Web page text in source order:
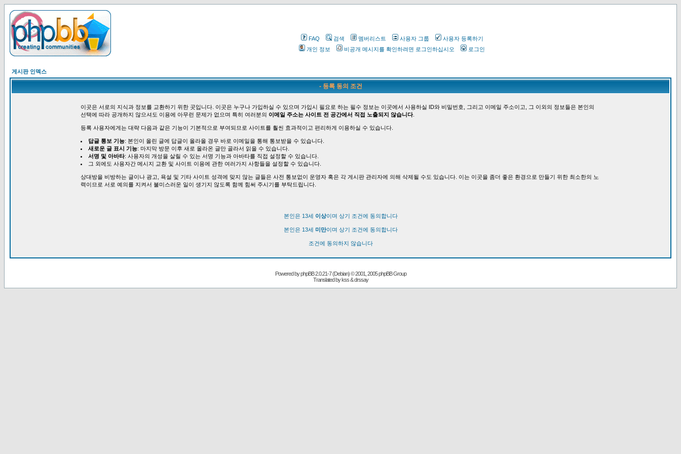
FAQ 검색 멤버리스트 사용자 그룹
사용자 등록하기
개인 정보
비공개 메시지를 확인하려면 로그인하십시오 로그인
게시판 인덱스
- 등록 동의 조건
이곳은 서로의 지식과 정보를 교환하기 위한 곳입니다. 이곳은 누구나 가입하실 수 있으며 가입시 필요로 하는 필수 정보는 이곳에서 사용하실 ID와 비밀번호, 그리고 이메일 주소이고, 그 이외의 정보들은 본인의
선택에 따라 공개하지 않으셔도 이용에 아무런 문제가 없으며 특히 여러분의 이메일 주소는 사이트 전 공간에서 직접 노출되지 않습니다.
등록 사용자에게는 대략 다음과 같은 기능이 기본적으로 부여되므로 사이트를 훨씬 효과적이고 편리하게 이용하실 수 있습니다.
답글 통보 기능: 본인이 올린 글에 답글이 올라올 경우 바로 이메일을 통해 통보받을 수 있습니다.
새로운 글 표시 기능: 마지막 방문 이후 새로 올라온 글만 골라서 읽을 수 있습니다.
서명 및 아바타: 사용자의 개성을 살릴 수 있는 서명 기능과 아바타를 직접 설정할 수 있습니다.
그 외에도 사용자간 메시지 교환 및 사이트 이용에 관한 여러가지 사항들을 설정할 수 있습니다.
상대방을 비방하는 글이나 광고, 욕설 및 기타 사이트 성격에 맞지 않는 글들은 사전 통보없이 운영자 혹은 각 게시판 관리자에 의해 삭제될 수도 있습니다. 이는 이곳을 좀더 좋은 환경으로 만들기 위한 최소한의 노
력이므로 서로 예의를 지켜서 불미스러운 일이 생기지 않도록 함께 힘써 주시기를 부탁드립니다.
본인은 13세 이상이며 상기 조건에 동의합니다
본인은 13세 미만이며 상기 조건에 동의합니다
조건에 동의하지 않습니다
Powered byphpBB2.0.21-7 (Debian) © 2001, 2005 phpBB Group
Translated by kss & drssay